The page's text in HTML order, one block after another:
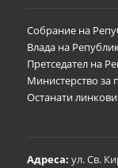
Собрание на
Влада на
Претседател на
Министерство за
Останати линкови
Адреса: ул. Св.